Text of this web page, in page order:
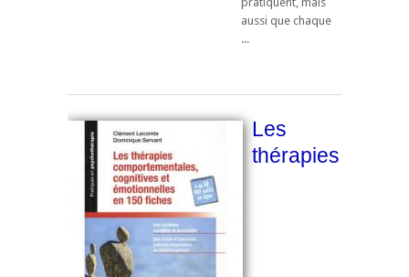
aussi que chaque
...
Les
thérapies